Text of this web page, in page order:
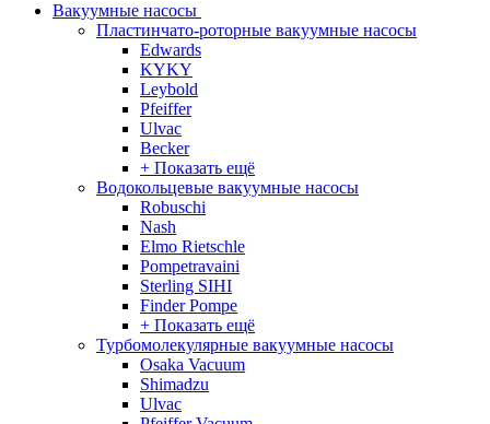
Вакуумные насосы
Пластинчато-роторные вакуумные насосы
Edwards
KYKY
Leybold
Pfeiffer
Ulvac
Becker
+ Показать ещё
Водокольцевые вакуумные насосы
Robuschi
Nash
Elmo Rietschle
Pompetravaini
Sterling SIHI
Finder Pompe
+ Показать ещё
Турбомолекулярные вакуумные насосы
Osaka Vacuum
Shimadzu
Ulvac